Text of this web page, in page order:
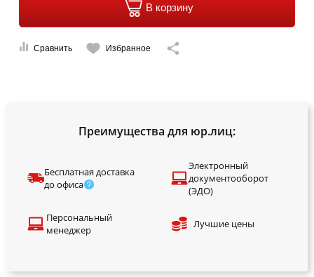
В корзину
Сравнить Избранное
Преимущества для юр.лиц:
Бесплатная доставка
до офиса
Электронный
документооборот
(ЭДО)
Персональный
менеджер
Лучшие цены